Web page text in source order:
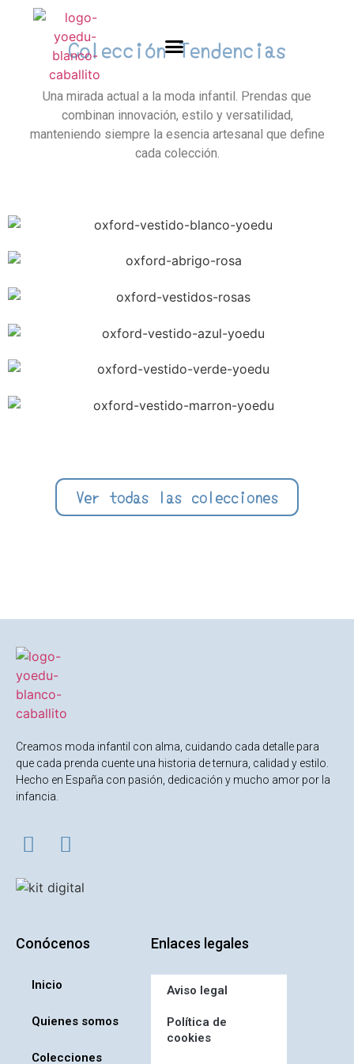
Colección Tendencias
Una mirada actual a la moda infantil. Prendas que
combinan innovación, estilo y versatilidad,
manteniendo siempre la esencia artesanal que define
cada colección.
Ver todas las colecciones
Creamos moda infantil con alma, cuidando cada detalle para
que cada prenda cuente una historia de ternura, calidad y estilo.
Hecho en España con pasión, dedicación y mucho amor por la
infancia.
Conócenos
Inicio
Quienes somos
Colecciones
Enlaces legales
Aviso legal
Política de
cookies